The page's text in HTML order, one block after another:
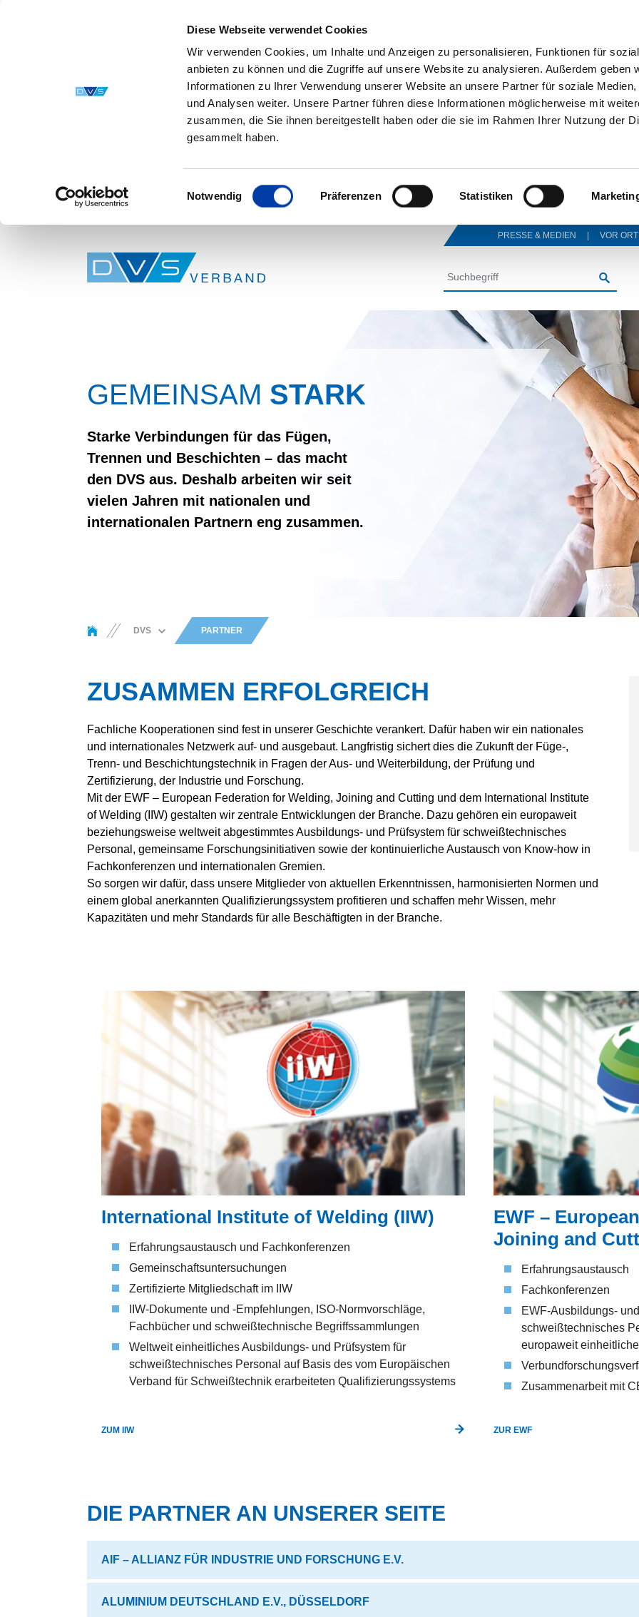
Diese Webseite verwendet Cookies
Wir verwenden Cookies, um Inhalte und Anzeigen zu personalisieren, Funktionen für
anbieten zu können und die Zugriffe auf unsere Website zu analysieren. Außerdem geben
Informationen zu Ihrer Verwendung unserer Website an unsere Partner für soziale Medien,
und Analysen weiter. Unsere Partner führen diese Informationen möglicherweise mit
zusammen, die Sie ihnen bereitgestellt haben oder die sie im Rahmen Ihrer Nutzung der
gesammelt haben.
Einwilligungsauswahl
Notwendig Präferenzen Statistiken
PRESSE & MEDIEN VOR ORT
GEMEINSAM STARK
Starke Verbindungen für das Fügen,
Trennen und Beschichten – das macht
den DVS aus. Deshalb arbeiten wir seit
vielen Jahren mit nationalen und
internationalen Partnern eng zusammen.
You are here:
DVS
HANDWERK
HISTORIE
VOR ORT
PARTNER
ZUSAMMEN ERFOLGREICH
Fachliche Kooperationen sind fest in unserer Geschichte verankert. Dafür haben wir ein nationales
und internationales Netzwerk auf- und ausgebaut. Langfristig sichert dies die Zukunft der Füge-,
Trenn- und Beschichtungstechnik in Fragen der Aus- und Weiterbildung, der Prüfung und
Zertifizierung, der Industrie und Forschung.
Mit der EWF – European Federation for Welding, Joining and Cutting und dem International Institute
of Welding (IIW) gestalten wir zentrale Entwicklungen der Branche. Dazu gehören ein europaweit
beziehungsweise weltweit abgestimmtes Ausbildungs- und Prüfsystem für schweißtechnisches
Personal, gemeinsame Forschungsinitiativen sowie der kontinuierliche Austausch von Know-how in
Fachkonferenzen und internationalen Gremien.
So sorgen wir dafür, dass unsere Mitglieder von aktuellen Erkenntnissen, harmonisierten Normen und
einem global anerkannten Qualifizierungssystem profitieren und schaffen mehr Wissen, mehr
Kapazitäten und mehr Standards für alle Beschäftigten in der Branche.
International Institute of Welding (IIW)
Erfahrungsaustausch und Fachkonferenzen
Gemeinschaftsuntersuchungen
Zertifizierte Mitgliedschaft im IIW
IIW-Dokumente und -Empfehlungen, ISO-Normvorschläge,
Fachbücher und schweißtechnische Begriffssammlungen
Weltweit einheitliches Ausbildungs- und Prüfsystem für
schweißtechnisches Personal auf Basis des vom Europäischen
Verband für Schweißtechnik erarbeiteten Qualifizierungssystems
ZUM IIW
EWF –
Joining and
Erfahrungsaustausch
Fachkonferenzen
EWF-Ausbildungs-
schweißtechnisches
europaweit
Zusammenarbeit mit
ZUR EWF
DIE PARTNER AN UNSERER SEITE
AIF – ALLIANZ FÜR INDUSTRIE UND FORSCHUNG E.V.
ALUMINIUM DEUTSCHLAND E.V., DÜSSELDORF